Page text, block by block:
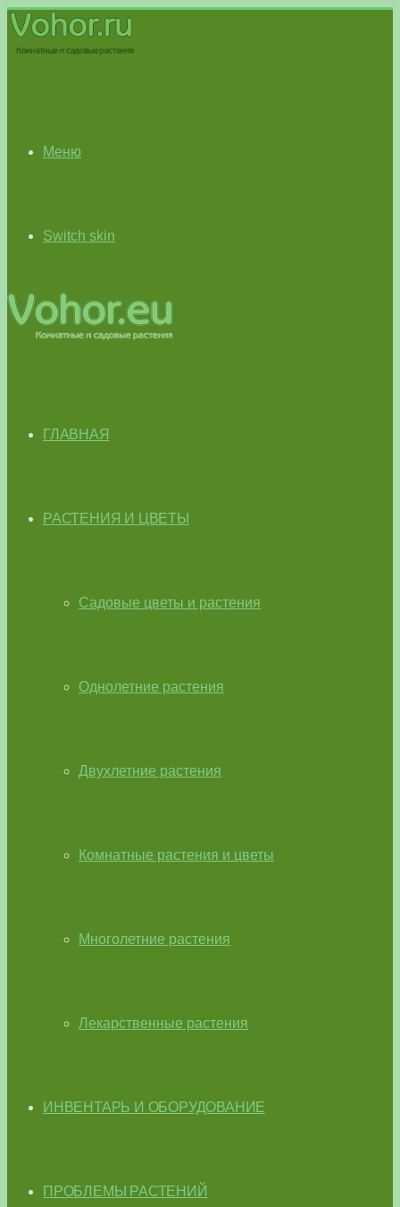
Меню
Switch skin
ГЛАВНАЯ
РАСТЕНИЯ И ЦВЕТЫ
Садовые цветы и растения
Однолетние растения
Двухлетние растения
Комнатные растения и цветы
Многолетние растения
Лекарственные растения
ИНВЕНТАРЬ И ОБОРУДОВАНИЕ
ПРОБЛЕМЫ РАСТЕНИЙ